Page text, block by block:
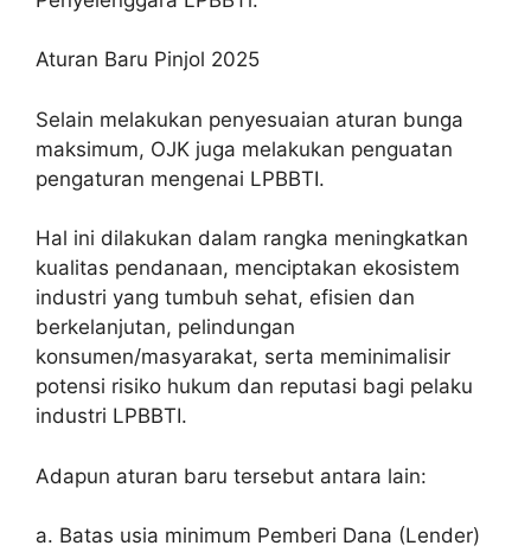
Aturan Baru Pinjol 2025
Selain melakukan penyesuaian aturan bunga
maksimum, OJK juga melakukan penguatan
pengaturan mengenai LPBBTI.
Hal ini dilakukan dalam rangka meningkatkan
kualitas pendanaan, menciptakan ekosistem
industri yang tumbuh sehat, efisien dan
berkelanjutan, pelindungan
konsumen/masyarakat, serta meminimalisir
potensi risiko hukum dan reputasi bagi pelaku
industri LPBBTI.
Adapun aturan baru tersebut antara lain:
a. Batas usia minimum Pemberi Dana (Lender)